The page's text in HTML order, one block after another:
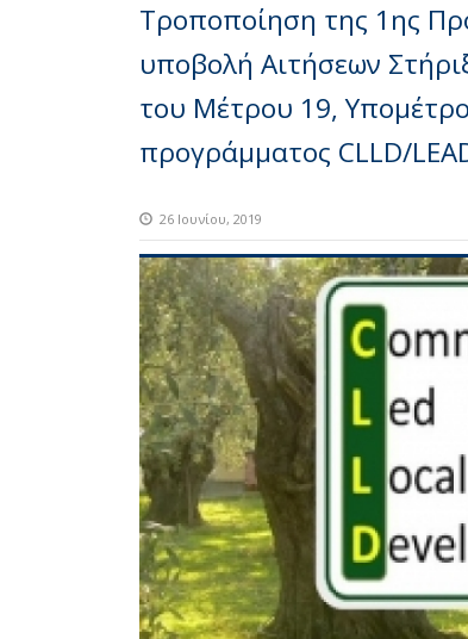
Τροποποίηση της 1ης
υποβολή Αιτήσεων
του Μέτρου 19,
προγράμματος CLLD/
26 Ιουνίου, 2019